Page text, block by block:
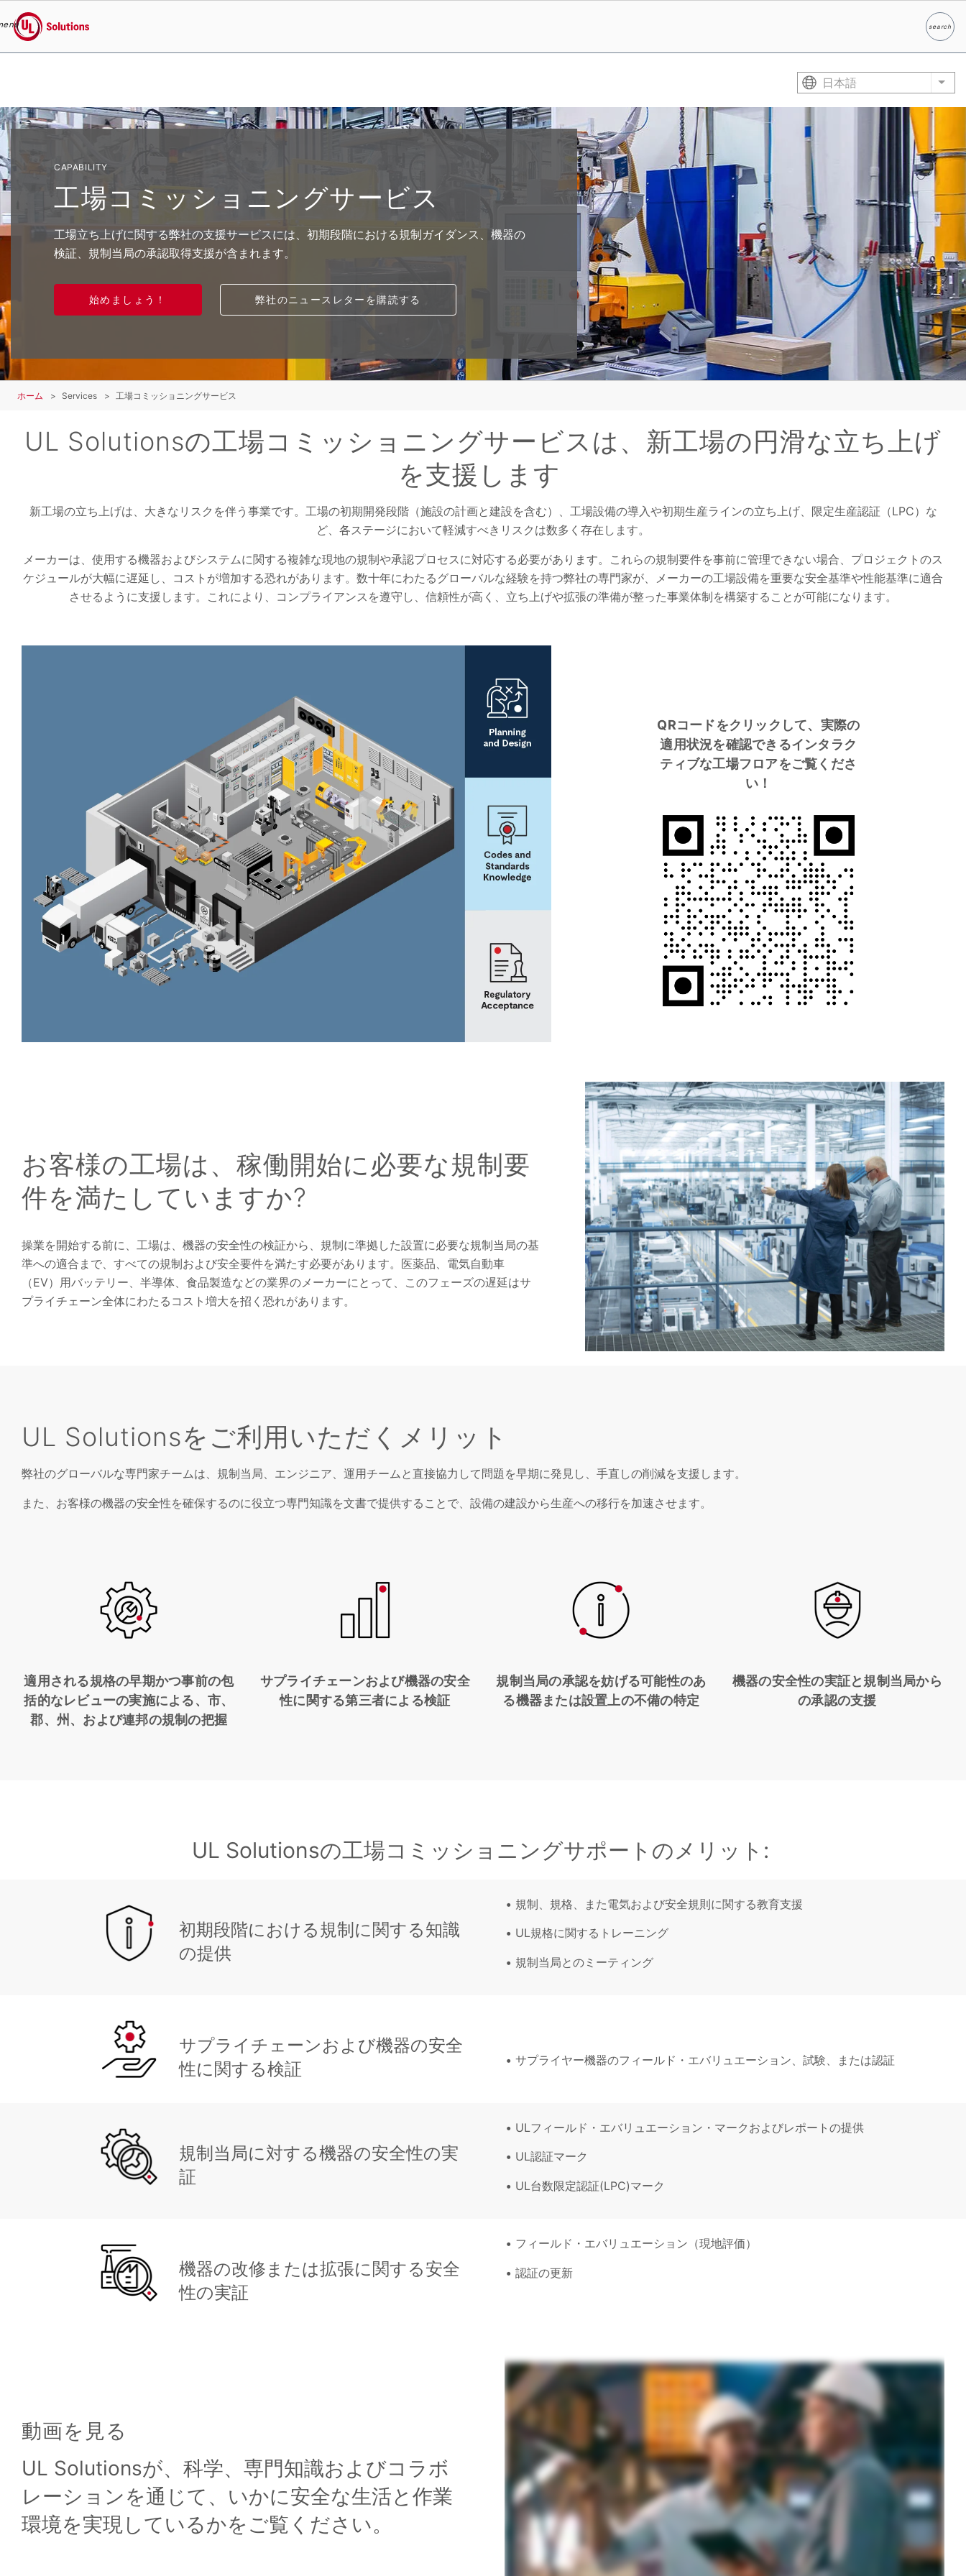
UL Solutions
search
検索
日本語 List
CAPABILITY
工場コミッショニングサービス
工場立ち上げに関する弊社の支援サービスには、初期段階における規制ガイダンス、機器の
検証、規制当局の承認取得支援が含まれます。
始めましょう！ 弊社のニュースレターを購読する
ホーム Services 工場コミッショニングサービス
UL Solutionsの工場コミッショニングサービスは、新工場の円滑な立ち上げ
を支援します
新工場の立ち上げは、大きなリスクを伴う事業です。工場の初期開発段階（施設の計画と建設を含む）、工場設備の導入や初期生産ラインの立ち上げ、限定生産認証（LPC）な
ど、各ステージにおいて軽減すべきリスクは数多く存在します。
メーカーは、使用する機器およびシステムに関する複雑な現地の規制や承認プロセスに対応する必要があります。これらの規制要件を事前に管理できない場合、プロジェクトのス
ケジュールが大幅に遅延し、コストが増加する恐れがあります。数十年にわたるグローバルな経験を持つ弊社の専門家が、メーカーの工場設備を重要な安全基準や性能基準に適合
させるように支援します。これにより、コンプライアンスを遵守し、信頼性が高く、立ち上げや拡張の準備が整った事業体制を構築することが可能になります。
QRコードをクリックして、実際の
適用状況を確認できるインタラク
ティブな工場フロアをご覧くださ
い！
お客様の工場は、稼働開始に必要な規制要
件を満たしていますか?
操業を開始する前に、工場は、機器の安全性の検証から、規制に準拠した設置に必要な規制当局の基
準への適合まで、すべての規制および安全要件を満たす必要があります。医薬品、電気自動車
（EV）用バッテリー、半導体、食品製造などの業界のメーカーにとって、このフェーズの遅延はサ
プライチェーン全体にわたるコスト増大を招く恐れがあります。
UL Solutionsをご利用いただくメリット
弊社のグローバルな専門家チームは、規制当局、エンジニア、運用チームと直接協力して問題を早期に発見し、手直しの削減を支援します。
また、お客様の機器の安全性を確保するのに役立つ専門知識を文書で提供することで、設備の建設から生産への移行を加速させます。
適用される規格の早期かつ事前の包
括的なレビューの実施による、市、
郡、州、および連邦の規制の把握
サプライチェーンおよび機器の安全
性に関する第三者による検証
規制当局の承認を妨げる可能性のあ
る機器または設置上の不備の特定
機器の安全性の実証と規制当局から
の承認の支援
UL Solutionsの工場コミッショニングサポートのメリット:
初期段階における規制に関する知識
の提供
規制、規格、また電気および安全規則に関する教育支援
UL規格に関するトレーニング
規制当局とのミーティング
サプライチェーンおよび機器の安全
性に関する検証
サプライヤー機器のフィールド・エバリュエーション、試験、または認証
規制当局に対する機器の安全性の実
証
ULフィールド・エバリュエーション・マークおよびレポートの提供
UL認証マーク
UL台数限定認証(LPC)マーク
機器の改修または拡張に関する安全
性の実証
フィールド・エバリュエーション（現地評価）
認証の更新
動画を見る
UL Solutionsが、科学、専門知識およびコラボ
レーションを通じて、いかに安全な生活と作業
環境を実現しているかをご覧ください。